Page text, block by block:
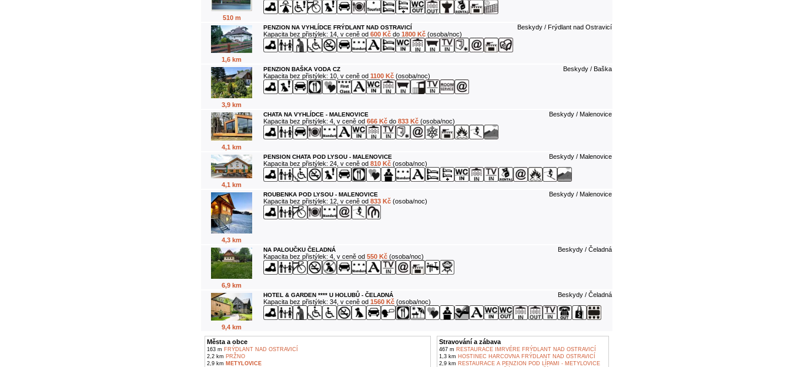
510 m
1,6 km
PENZION NA VYHLÍDCE FRÝDLANT NAD OSTRAVICÍ
Beskydy / Frýdlant nad Ostravicí
Kapacita bez přistýlek: 14, v ceně od 600 Kčdo 1800 Kč(osoba/noc)
3,9 km
PENZION BAŠKA VODA CZ
Beskydy / Baška
Kapacita bez přistýlek: 10, v ceně od 1100 Kč(osoba/noc)
4,1 km
CHATA NA VYHLÍDCE - MALENOVICE
Beskydy / Malenovice
Kapacita bez přistýlek: 4, v ceně od 666 Kčdo 833 Kč(osoba/noc)
4,1 km
PENSION CHATA POD LYSOU - MALENOVICE
Beskydy / Malenovice
Kapacita bez přistýlek: 24, v ceně od 810 Kč(osoba/noc)
4,3 km
ROUBENKA POD LYSOU - MALENOVICE
Beskydy / Malenovice
Kapacita bez přistýlek: 12, v ceně od 833 Kč(osoba/noc)
6,9 km
NA PALOUČKU ČELADNÁ
Beskydy / Čeladná
Kapacita bez přistýlek: 4, v ceně od 550 Kč(osoba/noc)
9,4 km
HOTEL & GARDEN **** U HOLUBŮ - ČELADNÁ
Beskydy / Čeladná
Kapacita bez přistýlek: 34, v ceně od 1560 Kč(osoba/noc)
Města a obce
163 m FRÝDLANT NAD OSTRAVICÍ
2,2 km PRŽNO
2,9 km METYLOVICE
Stravování a zábava
467 m RESTAURACE IMRVÉRE FRÝDLANT NAD OSTRAVICÍ
1,3 km HOSTINEC HARCOVNA FRÝDLANT NAD OSTRAVICÍ
2,9 km RESTAURACE A PENZION POD LÍPAMI - METYLOVICE